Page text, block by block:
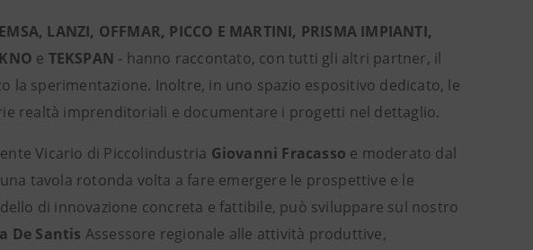
LANZI, OFFMAR, PICCO E MARTINI, PRISMA IMPIANTI,
e TEKSPAN - hanno raccontato, con tutti gli altri partner, il
la sperimentazione. Inoltre, in uno spazio espositivo dedicato, le
realtà imprenditoriali e documentare i progetti nel dettaglio.
Vicario di Piccolindustria Giovanni Fracasso e moderato dal
tavola rotonda volta a fare emergere le prospettive e le
di innovazione concreta e fattibile, può sviluppare sul nostro
De Santis Assessore regionale alle attività produttive,